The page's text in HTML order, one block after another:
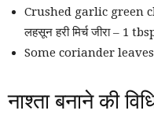
Crushed garlic green
लहसून हरी मिर्च जीरा – 1
Some coriander leaves
नाश्ता बनाने की